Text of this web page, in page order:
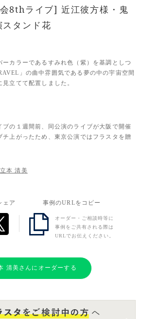
8thライブ] 近江彼方様・鬼
タンド花
ーカラーであるすみれ色（紫）を基調としつ
」の曲中雰囲気である夢の中の宇宙空間
立てて配置しました。
ブの１週間前、同公演のライブが大阪で開催
チ上がったため、東京公演ではフラスタを贈
立本 清美
ェア 事例のURLをコピー
オーダー・ご相談時等に
事例をご共有される際は
URLでお伝えください。
清美さんにオーダーする